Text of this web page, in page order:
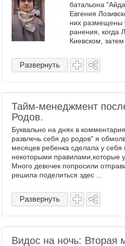
батальона
Евгения
них размещены
ранения, когда
Киевском,
также после
Донбасс,
Развернуть
Тайм-менеджмент
Родов.
Буквально на днях в
развлечь себя до родов" я
месяцев ребенка сделала у себя
некоторыми правилами,которые
Много девочек попросили
решила поделиться здес ...
Развернуть
Видос на ночь: Вторая